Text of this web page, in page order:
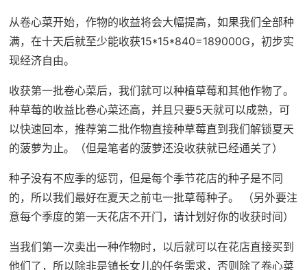
从卷心菜开始，作物的收益将会大幅提高，如果我们全部种
满，在十天后就至少能收获15*15*840=189000G，初步实
现经济自由。
收获第一批卷心菜后，我们就可以种植草莓和其他作物了。
种草莓的收益比卷心菜还高，并且只要5天就可以成熟，可
以快速回本，推荐第二批作物直接种草莓直到我们解锁夏天
的菠萝为止。（但是笔者的菠萝还没收获就已经通关了）
种子没有不应季的惩罚，但是每个季节花店的种子是不同
的，所以我们最好在夏天之前屯一批草莓种子。 （另外要注
意每个季度的第一天花店不开门，请计划好你的收获时间）
当我们第一次卖出一种作物时，以后就可以在花店直接买到
他们了，所以除非是镇长女儿的任务需求，否则除了卷心菜